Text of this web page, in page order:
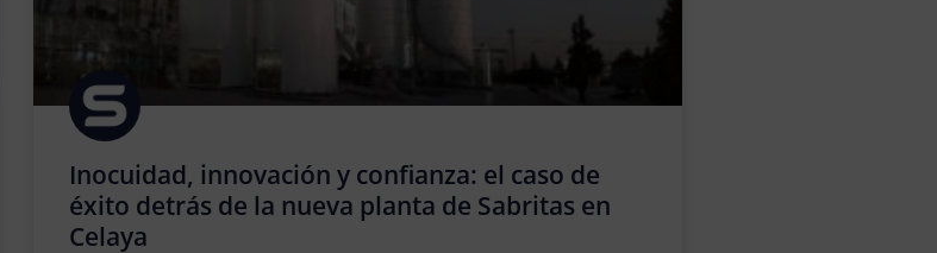
Inocuidad, innovación y confianza: el caso de
éxito detrás de la nueva planta de Sabritas en
Celaya